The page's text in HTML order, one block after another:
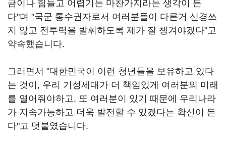
금이나 힘들고 어렵기는 마찬가지라는 생각이 든
다"며 "국군 통수권자로서 여러분들이 다른거 신경쓰
지 않고 전투력을 발휘하도록 제가 잘 챙겨야겠다"고
약속했습니다.
그러면서 "대한민국이 이런 청년들을 보유하고 있다
는 것이, 우리 기성세대가 더 책임있게 여러분의 미래
를 열어줘야하고, 또 여러분이 있기 때문에 우리나라
가 지속가능하고 더욱 발전할 수 있겠다는 확신이 든
다"고 덧붙였습니다.